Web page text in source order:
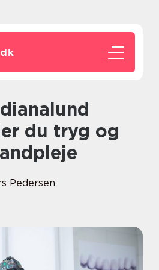
dk
du tryg og
Pedersen